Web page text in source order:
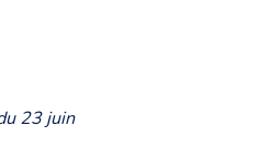
23 juin